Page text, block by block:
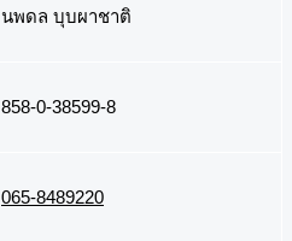
นพดล บุบผาชาติ
858-0-38599-8
065-8489220